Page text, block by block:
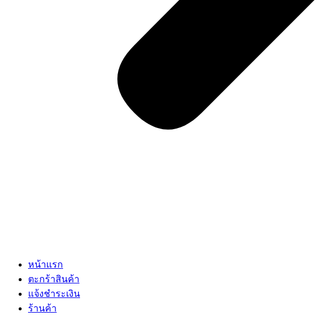
หน้าแรก
ตะกร้าสินค้า
แจ้งชำระเงิน
ร้านค้า